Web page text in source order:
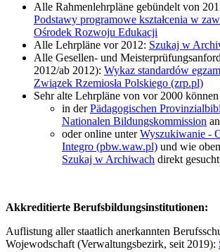
Alle Rahmenlehrpläne gebündelt von
Podstawy programowe kształcenia w
Ośrodek Rozwoju Edukacji
Alle Lehrpläne vor 2012: Szukaj w
Alle Gesellen- und
2012/ab 2012): Wykaz standardów
Związek Rzemiosła Polskiego (zrp.pl)
Sehr alte Lehrpläne von vor 2000
in derPädagogischen
Nationalen Bildungskommission
oder online unterWyszukiwanie -
Integro (pbw.waw.pl) und wie
Szukaj w Archiwach direkt
Akkreditierte Berufsbildungsinstitutionen:
Auflistung aller staatlich anerkannten
Wojewodschaft (Verwaltungsbezirk, seit 2019):